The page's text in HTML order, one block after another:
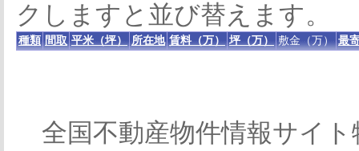
クしますと並び替えます。
種類 間取 平米（坪） 所在地 賃料（万） 坪（万） 敷金（万） 最
全国不動産物件情報サイト